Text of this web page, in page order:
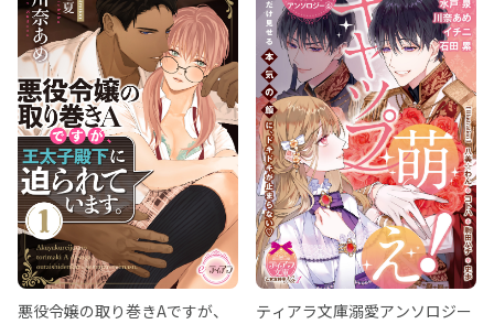
悪役令嬢の取り巻きAですが、
ティアラ文庫溺愛アンソロジー